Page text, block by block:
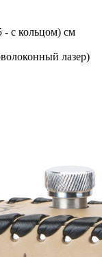
- с кольцом) см
лазер)